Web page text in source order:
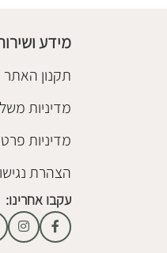
מידע
תקנון האתר
מדיניות
מדיניות
הצהרת
עקבו אחרינו: